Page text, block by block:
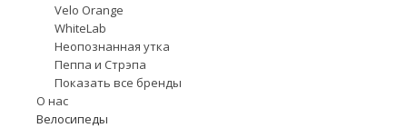
Velo Orange
WhiteLab
Неопознанная утка
Пеппа и Стрэпа
Показать все бренды
О нас
Велосипеды